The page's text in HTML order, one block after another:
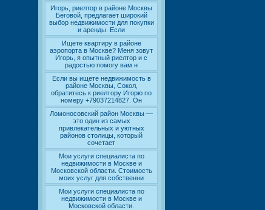
Игорь, риелтор в районе Москвы
Беговой, предлагает широкий
выбор недвижимости для покупки
и аренды. Если
Ищете квартиру в районе
аэропорта в Москве? Меня зовут
Игорь, я опытный риелтор и с
радостью помогу вам н
Если вы ищете недвижимость в
районе Москвы, Сокол,
обратитесь к риелтору Игорю по
номеру +79037214827. Он
Ломоносовский район Москвы —
это один из самых
привлекательных и уютных
районов столицы, который
сочетает
Мои услуги специалиста по
недвижимости в Москве и
Московской области. Стоимость
моих услуг для собственни
Мои услуги специалиста по
недвижимости в Москве и
Московской области.